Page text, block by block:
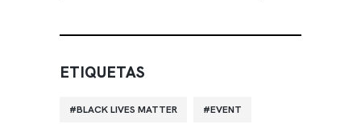
ETIQUETAS
BLACK LIVES MATTER EVENT